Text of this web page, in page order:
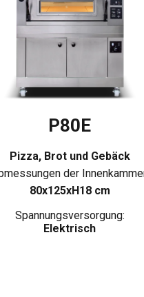
P80E
Pizza, Brot und Gebäck
der
80x125xH18 cm
Spannungsversorgung:
Elektrisch